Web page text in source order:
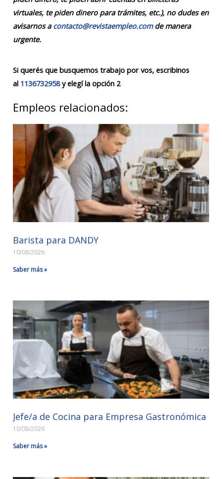
virtuales, te piden dinero para trámites, etc.), no dudes en
avisarnos a contacto@revistaempleo.comde manera
urgente.
Si querés que busquemos trabajo por vos, escribinos
al 1136732958y elegí la opción 2
Empleos relacionados:
Barista para DANDY
10/08/2026
Saber más »
Jefe/a de Cocina para Empresa Gastronómica
10/08/2026
Saber más »